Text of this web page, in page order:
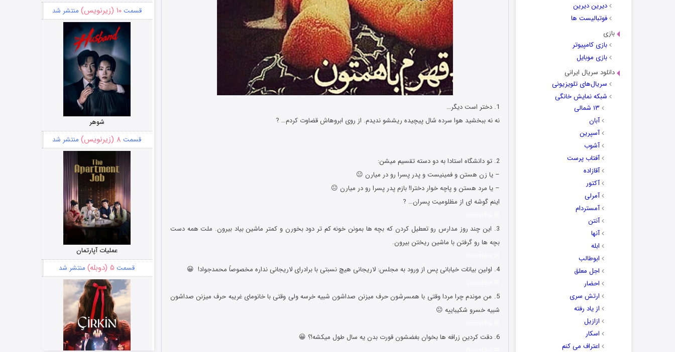
دیرین دیرین
فوتبالیست ها
بازی
بازی کامپیوتر
بازی موبایل
دانلود سریال ایرانی
سریال‌های تلویزیونی
شبکه نمایش خانگی
۱۳ شمالی
آبان
آسپرین
آشوب
آفتاب پرست
آقازاده
آکتور
آمرلی
آمستردام
آنتن
آنها
ابله
ابوطالب
اجل معلق
احضار
ارتش سری
از یاد رفته
ازازیل
اسکار
اعتراف می کنم
1. دختر است دیگر…
نه نه ببخشید هوا سرده شال پیچیده ریششو ندیدم. از روی ابروهاش قضاوت کردم… ?
2. تو دانشگاه استادا به دو دسته تقسیم میشن:
– یا زن هستن و فمینیست و پدر پسرا رو در میارن 😐
– یا مرد هستن و پاچه خوار دخترا! بازم پدر پسرا رو در میارن 😐
اینم گوشه ای از مظلومیت پسران… ?
3. این چند روز مدارس رو تعطیل کردن که بچه ها بمونن خونه کم تر دود بخورن و کمتر ماشین بیاد بیرون. ملت همه دست
بچه ها رو گرفتن با ماشین ریختن بیرون.
4. اولین بیانات خیابانی پس از ورود به مجلس: لاریجانی هیچ نسبتی با برادرای لاریجانی نداره مخصوصاً محمدجواد! 😀
5. من موندم چرا مردا وقتی با همسرشون حرف میزنن صداشون شبیه خرسه ولی وقتی با خانومای غریبه حرف میزنن صداشون
شبیه خسرو شکیباییه 😐
6. دقت کردین ‏زرافه ها بخوان بغضشون قورت بدن یه سال طول میکشه!؟ 😀
قسمت۱۰ (زیرنویس) منتشر شد
شوهر
قسمت ۸ (زیرنویس) منتشر شد
عملیات آپارتمان
قسمت ۵ (دوبله) منتشر شد